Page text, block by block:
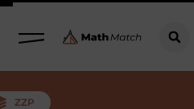
ZZP